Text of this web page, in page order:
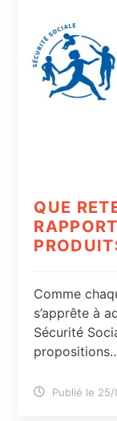
QUE
Comme
s’apprête à
Sécurité
Publié le